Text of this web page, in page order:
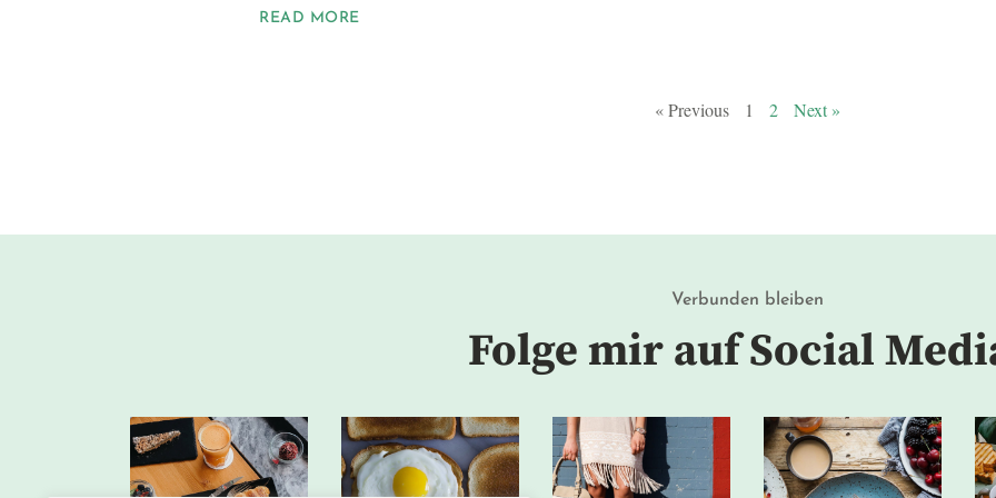
READ MORE
« Previous 1 2 Next »
Verbunden bleiben
Folge mir auf Social